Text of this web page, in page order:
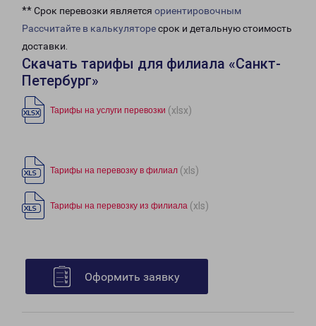
** Срок перевозки является ориентировочным
Рассчитайте в калькуляторесрок и детальную стоимость
доставки.
Скачать тарифы для филиала «Санкт-
Петербург»
Тарифы на услуги перевозки (xlsx)
Тарифы на перевозку в филиал (xls)
Тарифы на перевозку из филиала (xls)
Оформить заявку